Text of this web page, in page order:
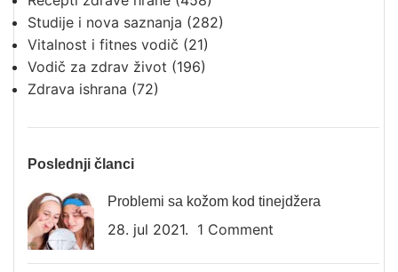
Studije i nova saznanja (282)
Vitalnost i fitnes vodič (21)
Vodič za zdrav život (196)
Zdrava ishrana (72)
Poslednji članci
Problemi sa kožom kod tinejdžera
28. jul 2021. 1 Comment